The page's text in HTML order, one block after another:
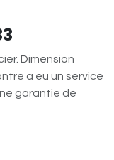
Dimension
a eu un service
garantie de